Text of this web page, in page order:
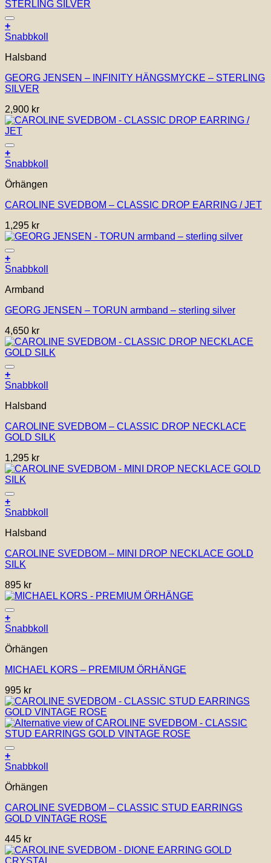
+
Snabbkoll
Halsband
GEORG JENSEN – INFINITY HÄNGSMYCKE – STERLING
SILVER
2,900 kr
+
Snabbkoll
Örhängen
CAROLINE SVEDBOM – CLASSIC DROP EARRING / JET
1,295 kr
+
Den
produkten
flera
De
olika
alternativen
kan
väljas
på
Snabbkoll
Armband
GEORG JENSEN – TORUN armband – sterling silver
4,650 kr
+
Snabbkoll
Halsband
CAROLINE SVEDBOM – CLASSIC DROP NECKLACE
GOLD SILK
1,295 kr
+
Snabbkoll
Halsband
CAROLINE SVEDBOM – MINI DROP NECKLACE GOLD
SILK
895 kr
+
Snabbkoll
Örhängen
MICHAEL KORS – PREMIUM ÖRHÄNGE
995 kr
+
Snabbkoll
Örhängen
CAROLINE SVEDBOM – CLASSIC STUD EARRINGS
GOLD VINTAGE ROSE
445 kr